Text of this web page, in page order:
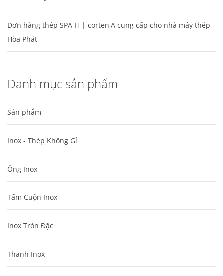
Đơn hàng thép SPA-H | corten A cung cấp cho nhà máy thép
Hòa Phát
Danh mục sản phẩm
Sản phẩm
Inox - Thép Không Gỉ
Ống Inox
Tấm Cuộn Inox
Inox Tròn Đặc
Thanh Inox